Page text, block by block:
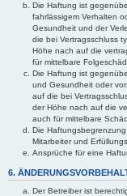
Die Haftung ist
fahrlässigem Verhalten
Gesundheit und der
die bei Vertragsschluss
Höhe nach auf die
für mittelbare
Die Haftung ist
und Gesundheit oder
auf die bei
der Höhe nach auf die
auch für mittelbare
Die
Mitarbeiter und
Ansprüche für eine
6.
Der Betreiber ist